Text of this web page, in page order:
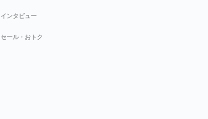
インタビュー
セール・おトク